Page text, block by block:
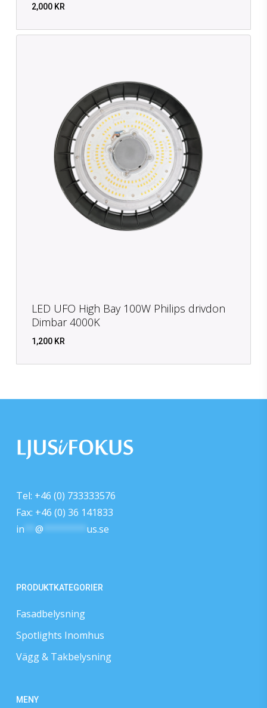
2,000 KR
LED UFO High Bay 100W Philips drivdon
Dimbar 4000K
1,200 KR
Tel: +46 (0) 733333576
Fax: +46 (0) 36 141833
in
@ us.se
PRODUKTKATEGORIER
Fasadbelysning
Spotlights Inomhus
Vägg & Takbelysning
MENY